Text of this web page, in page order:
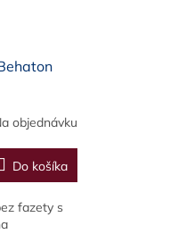
objednávku
Do košíka
fazety s